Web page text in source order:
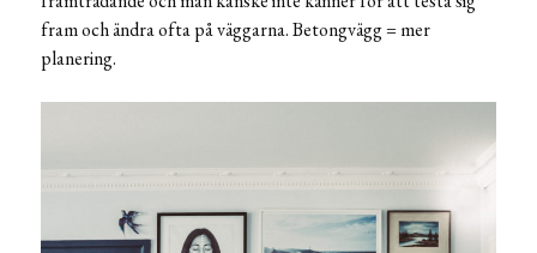
fram och ändra ofta på väggarna. Betongvägg = mer
planering.